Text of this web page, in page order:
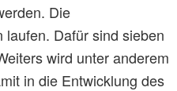
Die
Dafür sind sieben
wird unter anderem
in die Entwicklung des